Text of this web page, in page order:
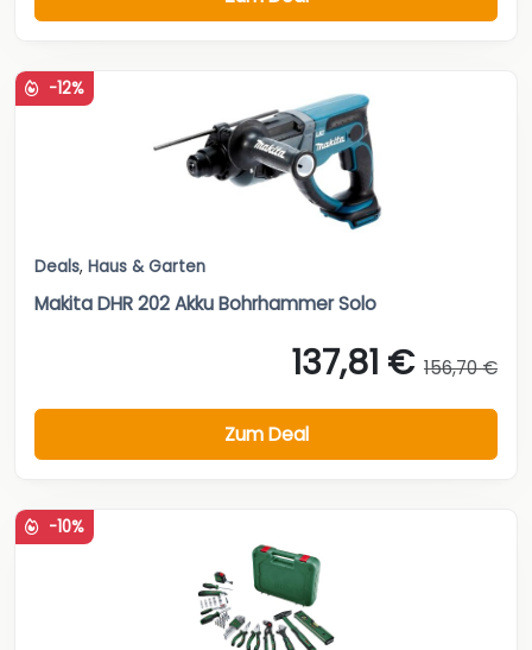
-12%
Deals, Haus & Garten
Makita DHR 202 Akku Bohrhammer Solo
137,81 € 156,70 €
Zum Deal
-10%